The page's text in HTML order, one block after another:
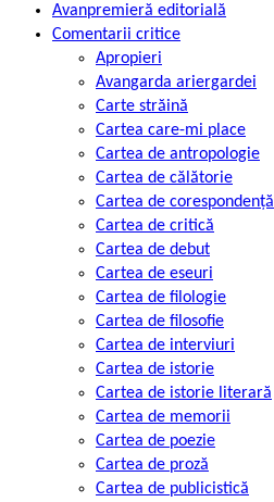
Avanpremieră editorială
Comentarii critice
Apropieri
Avangarda ariergardei
Carte străină
Cartea care-mi place
Cartea de antropologie
Cartea de călătorie
Cartea de corespondență
Cartea de critică
Cartea de debut
Cartea de eseuri
Cartea de filologie
Cartea de filosofie
Cartea de interviuri
Cartea de istorie
Cartea de istorie literară
Cartea de memorii
Cartea de poezie
Cartea de proză
Cartea de publicistică